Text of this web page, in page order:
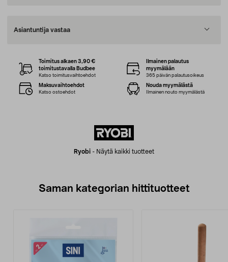
Asiantuntija vastaa
Ryobi - Näytä kaikki tuotteet
Toimitus alkaen 3,90 €
toimitustavalla Budbee
Katso toimitusvaihtoehdot
Ilmainen palautus
myymälään
365 päivän palautusoikeus
Maksuvaihtoehdot
Katso ostoehdot
Nouda myymälästä
Ilmainen nouto myymälästä
Saman kategorian hittituotteet